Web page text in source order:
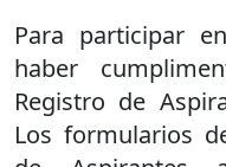
Para participar
haber
Registro de
Los formularios